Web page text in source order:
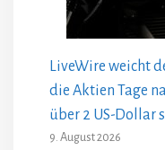
LiveWire weicht
die Aktien Tage
über 2 US-Dollar
9. August 2026